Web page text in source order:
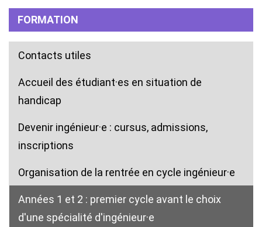
FORMATION
Contacts utiles
Accueil des étudiant·es en situation de
handicap
Devenir ingénieur·e : cursus, admissions,
inscriptions
Organisation de la rentrée en cycle ingénieur·e
Années 1 et 2 : premier cycle avant le choix
d'une spécialité d'ingénieur·e